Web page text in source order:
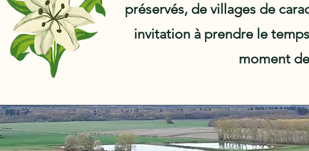
préservés, de villages de
invitation à prendre le
moment